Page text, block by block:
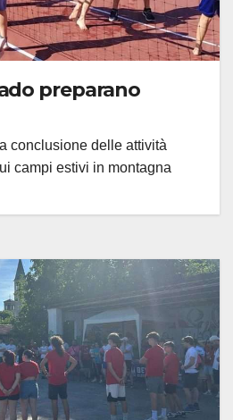
preparano
conclusione delle attività
campi estivi in montagna